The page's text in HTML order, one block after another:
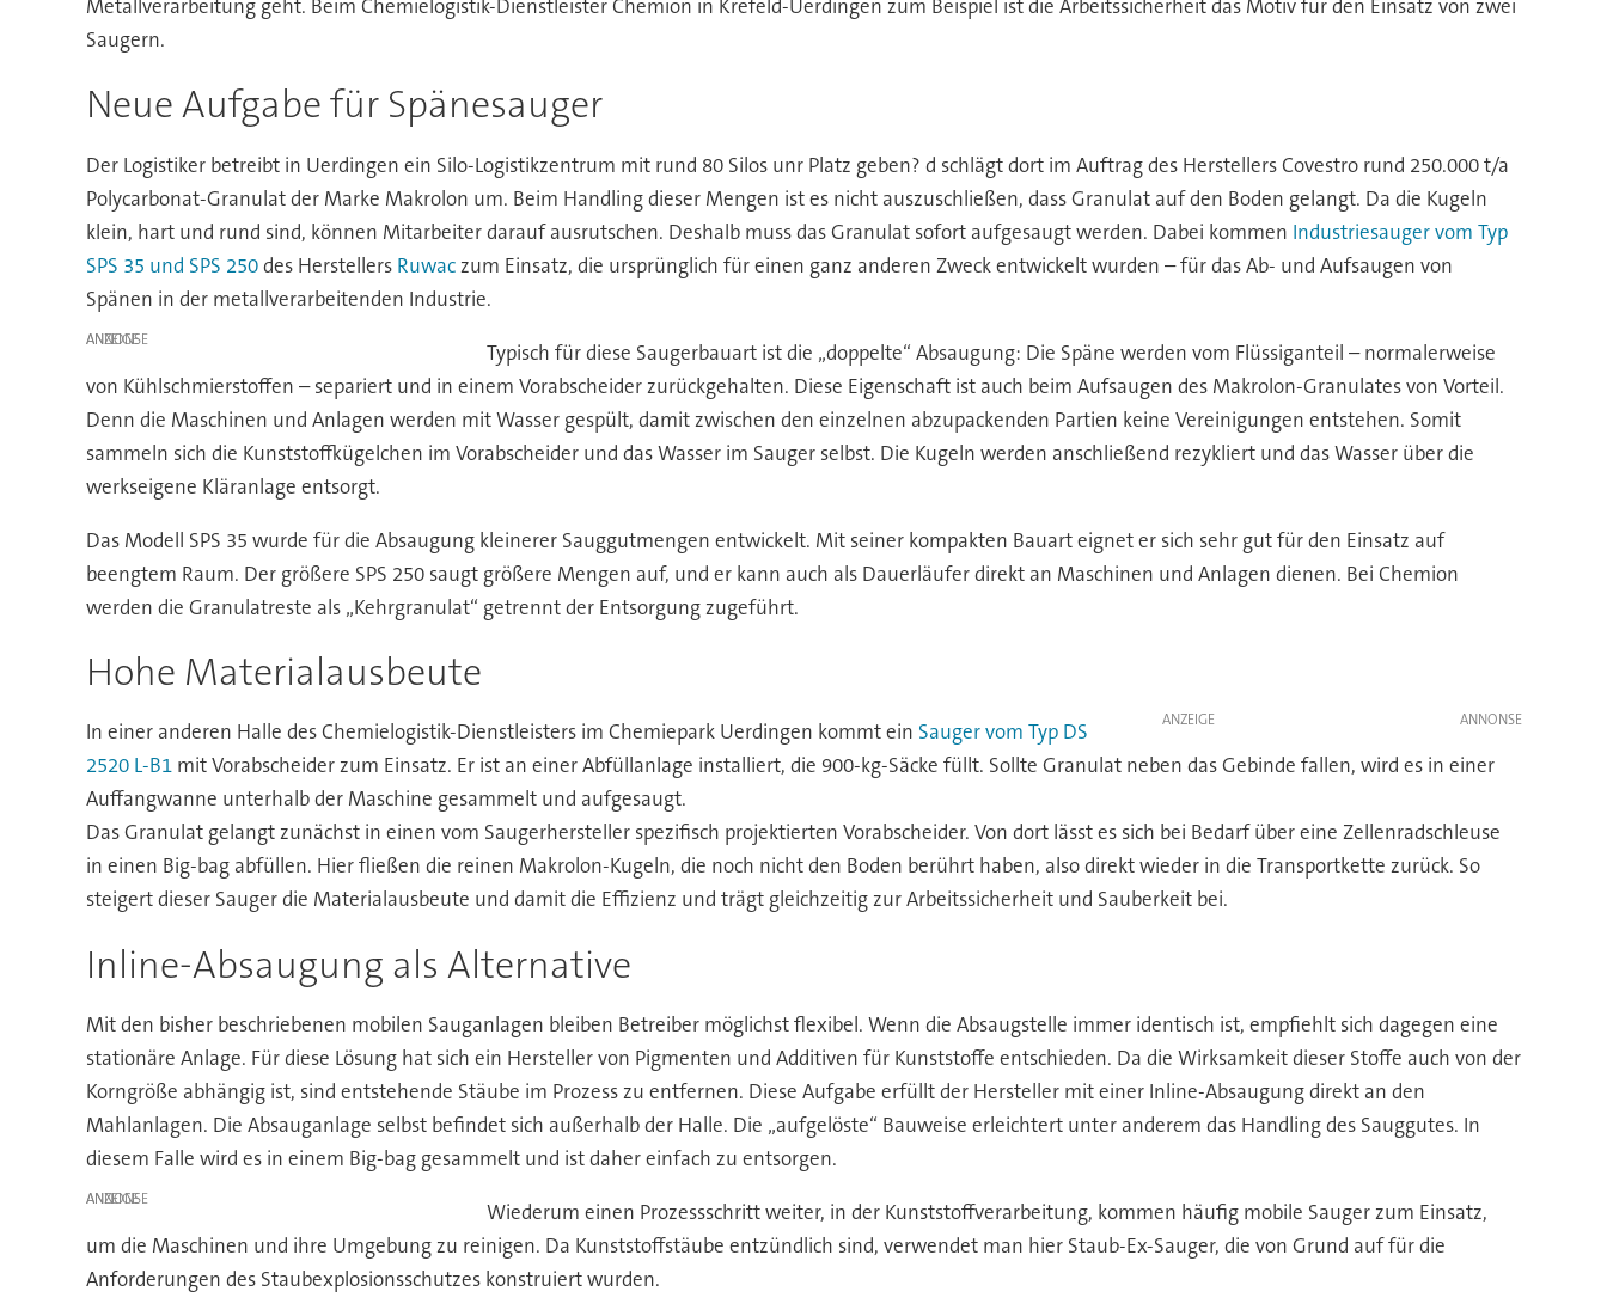
Metallverarbeitung geht. Beim Chemielogistik-Dienstleister Chemion in Krefeld-Uerdingen zum Beispiel ist die Arbeitssicherheit das Motiv für den Einsatz von zwei
Saugern.
Neue Aufgabe für Spänesauger
Der Logistiker betreibt in Uerdingen ein Silo-Logistikzentrum mit rund 80 Silos unr Platz geben? d schlägt dort im Auftrag des Herstellers Covestro rund 250.000 t/a
Polycarbonat-Granulat der Marke Makrolon um. Beim Handling dieser Mengen ist es nicht auszuschließen, dass Granulat auf den Boden gelangt. Da die Kugeln
klein, hart und rund sind, können Mitarbeiter darauf ausrutschen. Deshalb muss das Granulat sofort aufgesaugt werden. Dabei kommen Industriesauger vom Typ
SPS 35 und SPS 250des Herstellers Ruwaczum Einsatz, die ursprünglich für einen ganz anderen Zweck entwickelt wurden – für das Ab- und Aufsaugen von
Spänen in der metallverarbeitenden Industrie.
ANZEIGE
Typisch für diese Saugerbauart ist die „doppelte“ Absaugung: Die Späne werden vom Flüssiganteil – normalerweise
von Kühlschmierstoffen – separiert und in einem Vorabscheider zurückgehalten. Diese Eigenschaft ist auch beim Aufsaugen des Makrolon-Granulates von Vorteil.
Denn die Maschinen und Anlagen werden mit Wasser gespült, damit zwischen den einzelnen abzupackenden Partien keine Vereinigungen entstehen. Somit
sammeln sich die Kunststoffkügelchen im Vorabscheider und das Wasser im Sauger selbst. Die Kugeln werden anschließend rezykliert und das Wasser über die
werkseigene Kläranlage entsorgt.
Das Modell SPS 35 wurde für die Absaugung kleinerer Sauggutmengen entwickelt. Mit seiner kompakten Bauart eignet er sich sehr gut für den Einsatz auf
beengtem Raum. Der größere SPS 250 saugt größere Mengen auf, und er kann auch als Dauerläufer direkt an Maschinen und Anlagen dienen. Bei Chemion
werden die Granulatreste als „Kehrgranulat“ getrennt der Entsorgung zugeführt.
Hohe Materialausbeute
ANZEIGE
In einer anderen Halle des Chemielogistik-Dienstleisters im Chemiepark Uerdingen kommt ein Sauger vom Typ DS
2520 L-B1mit Vorabscheider zum Einsatz. Er ist an einer Abfüllanlage installiert, die 900-kg-Säcke füllt. Sollte Granulat neben das Gebinde fallen, wird es in einer
Auffangwanne unterhalb der Maschine gesammelt und aufgesaugt.
Das Granulat gelangt zunächst in einen vom Saugerhersteller spezifisch projektierten Vorabscheider. Von dort lässt es sich bei Bedarf über eine Zellenradschleuse
in einen Big-bag abfüllen. Hier fließen die reinen Makrolon-Kugeln, die noch nicht den Boden berührt haben, also direkt wieder in die Transportkette zurück. So
steigert dieser Sauger die Materialausbeute und damit die Effizienz und trägt gleichzeitig zur Arbeitssicherheit und Sauberkeit bei.
Inline-Absaugung als Alternative
Mit den bisher beschriebenen mobilen Sauganlagen bleiben Betreiber möglichst flexibel. Wenn die Absaugstelle immer identisch ist, empfiehlt sich dagegen eine
stationäre Anlage. Für diese Lösung hat sich ein Hersteller von Pigmenten und Additiven für Kunststoffe entschieden. Da die Wirksamkeit dieser Stoffe auch von der
Korngröße abhängig ist, sind entstehende Stäube im Prozess zu entfernen. Diese Aufgabe erfüllt der Hersteller mit einer Inline-Absaugung direkt an den
Mahlanlagen. Die Absauganlage selbst befindet sich außerhalb der Halle. Die „aufgelöste“ Bauweise erleichtert unter anderem das Handling des Sauggutes. In
diesem Falle wird es in einem Big-bag gesammelt und ist daher einfach zu entsorgen.
ANZEIGE
Wiederum einen Prozessschritt weiter, in der Kunststoffverarbeitung, kommen häufig mobile Sauger zum Einsatz,
um die Maschinen und ihre Umgebung zu reinigen. Da Kunststoffstäube entzündlich sind, verwendet man hier Staub-Ex-Sauger, die von Grund auf für die
Anforderungen des Staubexplosionsschutzes konstruiert wurden.